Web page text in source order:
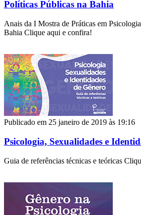
Políticas Públicas na Bahia
Anais da I Mostra de Práticas em
Bahia Clique aqui e confira!
Publicado em 25 janeiro de 2019 às 19:16
Psicologia, Sexualidades e
Guia de referências técnicas e teóricas